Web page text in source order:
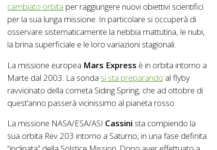
cambiato orbita per raggiungere nuovi obiettivi scientifici
per la sua lunga missione. In particolare si occuperà di
osservare sistematicamente la nebbia mattutina, le nubi,
la brina superficiale e le loro variazioni stagionali.
La missione europea Mars Express è in orbita intorno a
Marte dal 2003. La sonda si sta preparando al flyby
ravvicinato della cometa Siding Spring, che ad ottobre di
quest’anno passerà vicinissimo al pianeta rosso.
La missione NASA/ESA/ASI Cassini sta compiendo la
sua orbita Rev 203 intorno a Saturno, in una fase definita